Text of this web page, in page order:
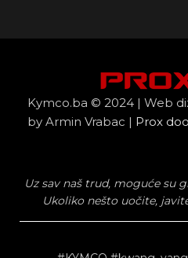
Kymco.ba © 2024 | Web
by Armin Vrabac | Prox doo
Uz sav naš trud, moguće su
Ukoliko nešto uočite,